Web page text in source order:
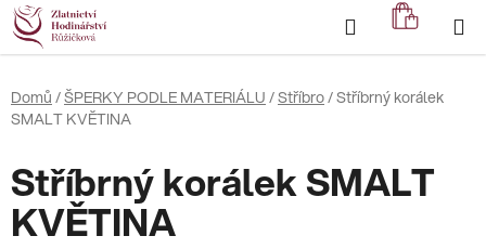
Přejít
na
obsah
Hledat
KOŠÍK
Domů /ŠPERKY PODLE MATERIÁLU /Stříbro/Stříbrný korálek
SMALT KVĚTINA
Stříbrný korálek SMALT
KVĚTINA